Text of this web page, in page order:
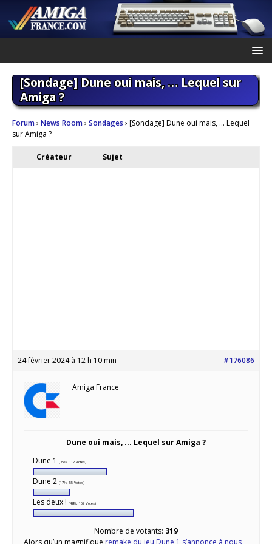
[Sondage] Dune oui mais, … Lequel sur
Amiga ?
Forum› News Room› Sondages › [Sondage] Dune oui mais, … Lequel
sur Amiga ?
Créateur Sujet
24 février 2024 à 12 h 10 min #176086
Amiga France
Dune oui mais, ... Lequel sur Amiga ?
Dune 1
(35%, 112 Votes)
Dune 2 (17%, 55 Votes)
Les deux ! (48%, 152 Votes)
Nombre de votants: 319